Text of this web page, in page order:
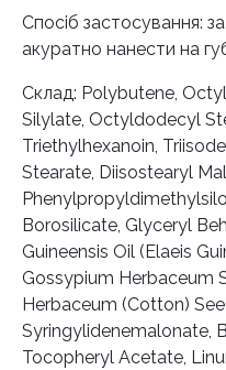
Спосіб застосування:
акуратно нанести на
Склад: Polybutene,
Silylate, Octyldodecyl
Triethylhexanoin,
Stearate, Diisostearyl
Borosilicate, Glyceryl
Guineensis Oil (Elaeis
Gossypium Herbaceum
Herbaceum (Cotton)
Syringylidenemalonate,
Tocopheryl Acetate,